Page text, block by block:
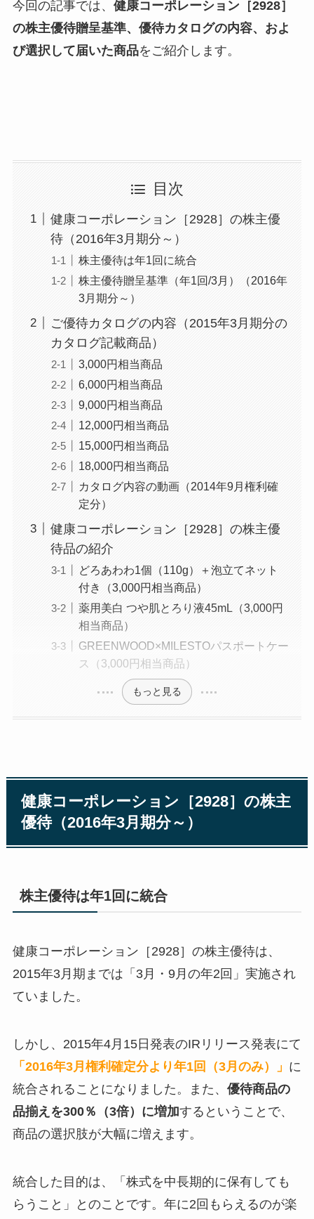
今回の記事では、 健康コーポレーション［2928］
の株主優待贈呈基準、優待カタログの内容、およ
び選択して届いた商品をご紹介します。
目次
健康コーポレーション［2928］の株主優
待（2016年3月期分～）
株主優待は年1回に統合
株主優待贈呈基準（年1回/3月）（2016年
3月期分～）
ご優待カタログの内容（2015年3月期分の
カタログ記載商品）
3,000円相当商品
6,000円相当商品
9,000円相当商品
12,000円相当商品
15,000円相当商品
18,000円相当商品
カタログ内容の動画（2014年9月権利確
定分）
健康コーポレーション［2928］の株主優
待品の紹介
どろあわわ1個（110g）＋泡立てネット
付き（3,000円相当商品）
薬用美白 つや肌とろり液45mL（3,000円
相当商品）
GREENWOOD×MILESTOパスポートケー
ス（3,000円相当商品）
もっと見る
健康コーポレーション［2928］の株主
優待（2016年3月期分～）
株主優待は年1回に統合
健康コーポレーション［2928］の株主優待は、
2015年3月期までは「3月・9月の年2回」実施され
ていました。
しかし、2015年4月15日発表のIRリリース発表にて
「2016年3月権利確定分より年1回（3月のみ）」 に
統合されることになりました。また、 優待商品の
品揃えを300％（3倍）に増加するということで、
商品の選択肢が大幅に増えます。
統合した目的は、「株式を中長期的に保有しても
らうこと」とのことです。年に2回もらえるのが楽